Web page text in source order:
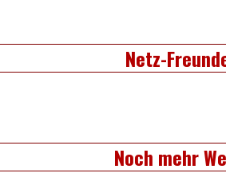
Netz-
Noch mehr